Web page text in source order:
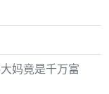
妈竟是千万富